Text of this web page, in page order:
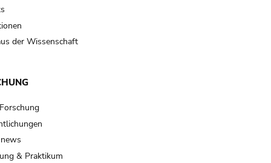
der Wissenschaft
& Praktikum